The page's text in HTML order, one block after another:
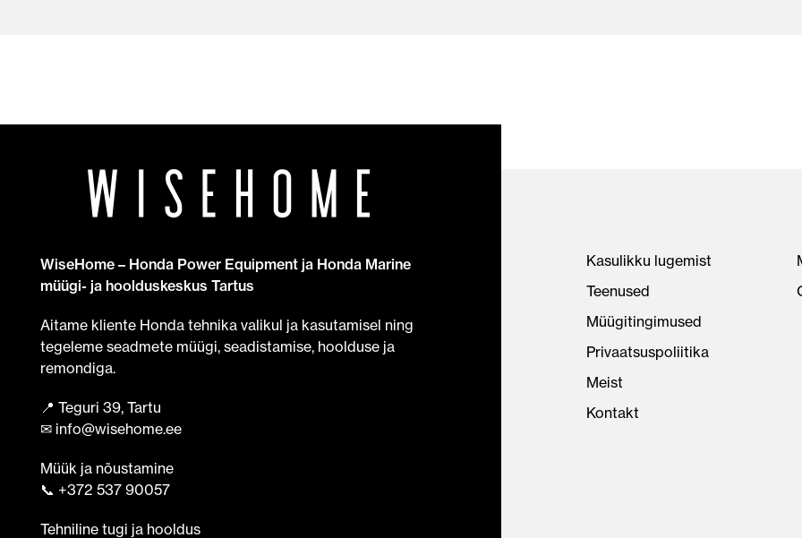
WiseHome – Honda Power Equipment ja Honda Marine
müügi- ja hoolduskeskus Tartus
Aitame kliente Honda tehnika valikul ja kasutamisel ning
tegeleme seadmete müügi, seadistamise, hoolduse ja
remondiga.
📍 Teguri 39, Tartu
✉ info@wisehome.ee
Müük ja nõustamine
📞 +372 537 90057
Tehniline tugi ja hooldus
Kasulikku lugemist
Teenused
Müügitingimused
Privaatsuspoliitika
Meist
Kontakt